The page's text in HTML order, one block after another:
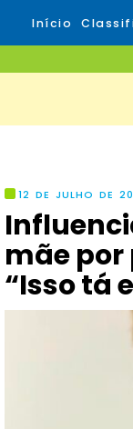
Início
12 DE JULHO DE
mãe por
“Isso tá